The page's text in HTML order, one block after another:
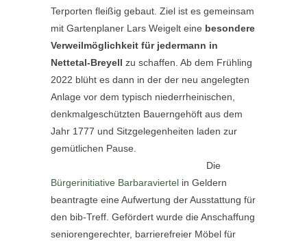
Terporten fleißig gebaut. Ziel ist es gemeinsam
mit Gartenplaner Lars Weigelt eine besondere
Verweilmöglichkeit für jedermann in
Nettetal-Breyell zu schaffen. Ab dem Frühling
2022 blüht es dann in der der neu angelegten
Anlage vor dem typisch niederrheinischen,
denkmalgeschützten Bauerngehöft aus dem
Jahr 1777 und Sitzgelegenheiten laden zur
gemütlichen Pause.
Die
Bürgerinitiative Barbaraviertel in Geldern
beantragte eine Aufwertung der Ausstattung für
den bib-Treff. Gefördert wurde die Anschaffung
seniorengerechter, barrierefreier Möbel für